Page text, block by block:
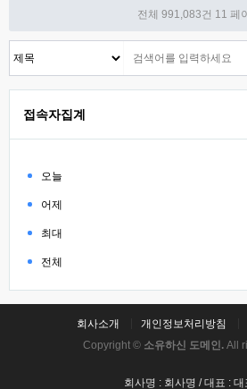
전체 991,083건 11 페
접속자집계
오늘
어제
최대
전체
회사소개 개인정보처리방침
Copyright © 소유하신 도메인. All
회사명 : 회사명 / 대표 : 대